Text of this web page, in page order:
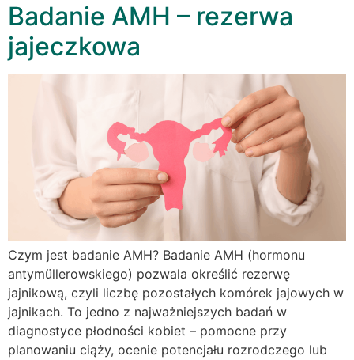
Badanie AMH – rezerwa
jajeczkowa
Czym jest badanie AMH? Badanie AMH (hormonu
antymüllerowskiego) pozwala określić rezerwę
jajnikową, czyli liczbę pozostałych komórek jajowych w
jajnikach. To jedno z najważniejszych badań w
diagnostyce płodności kobiet – pomocne przy
planowaniu ciąży, ocenie potencjału rozrodczego lub